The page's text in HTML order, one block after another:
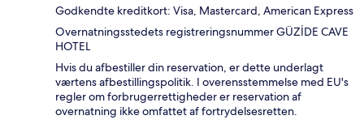
Godkendte kreditkort: Visa, Mastercard, American Express
Overnatningsstedets registreringsnummer GÜZİDE CAVE
HOTEL
Hvis du afbestiller din reservation, er dette underlagt
værtens afbestillingspolitik. I overensstemmelse med EU's
regler om forbrugerrettigheder er reservation af
overnatning ikke omfattet af fortrydelsesretten.